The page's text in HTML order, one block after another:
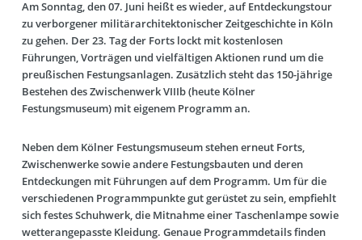
Am Sonntag, den 07. Juni heißt es wieder, auf Entdeckungstour
zu verborgener militärarchitektonischer Zeitgeschichte in Köln
zu gehen. Der 23. Tag der Forts lockt mit kostenlosen
Führungen, Vorträgen und vielfältigen Aktionen rund um die
preußischen Festungsanlagen. Zusätzlich steht das 150-jährige
Bestehen des Zwischenwerk VIIIb (heute Kölner
Festungsmuseum) mit eigenem Programm an.
Neben dem Kölner Festungsmuseum stehen erneut Forts,
Zwischenwerke sowie andere Festungsbauten und deren
Entdeckungen mit Führungen auf dem Programm. Um für die
verschiedenen Programmpunkte gut gerüstet zu sein, empfiehlt
sich festes Schuhwerk, die Mitnahme einer Taschenlampe sowie
wetterangepasste Kleidung. Genaue Programmdetails finden